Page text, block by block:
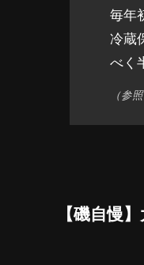
毎年
冷蔵
べく
（参
【磯自慢